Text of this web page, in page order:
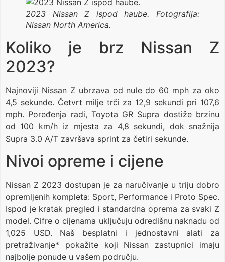
2023 Nissan Z ispod haube. Fotografija:
Nissan North America.
Koliko je brz Nissan Z
2023?
Najnoviji Nissan Z ubrzava od nule do 60 mph za oko
4,5 sekunde. Četvrt milje trči za 12,9 sekundi pri 107,6
mph. Poređenja radi, Toyota GR Supra dostiže brzinu
od 100 km/h iz mjesta za 4,8 sekundi, dok snažnija
Supra 3.0 A/T završava sprint za četiri sekunde.
Nivoi opreme i cijene
Nissan Z 2023 dostupan je za naručivanje u triju dobro
opremljenih kompleta: Sport, Performance i Proto Spec.
Ispod je kratak pregled i standardna oprema za svaki Z
model. Cifre o cijenama uključuju odredišnu naknadu od
1,025 USD. Naš besplatni i jednostavni alati za
pretraživanje* pokažite koji Nissan zastupnici imaju
najbolje ponude u vašem području.